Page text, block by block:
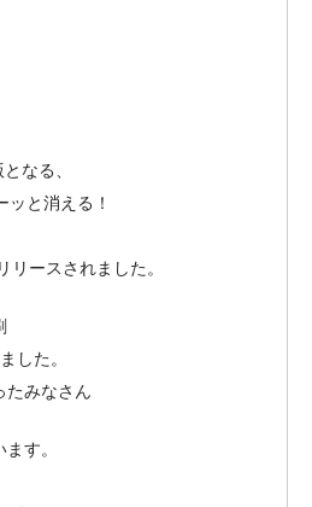
なる、
ッと消える！
リースされました。
した。
たみなさん
す。